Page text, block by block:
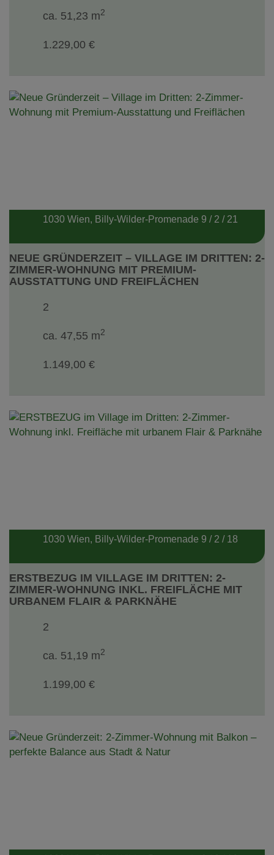
ca. 51,23 m2
1.229,00 €
NEUE GRÜNDERZEIT – VILLAGE IM DRITTEN: 2-
ZIMMER-WOHNUNG MIT PREMIUM-
AUSSTATTUNG UND FREIFLÄCHEN
1030 Wien, Billy-Wilder-Promenade 9 / 2 / 21
2
ca. 47,55 m2
1.149,00 €
ERSTBEZUG IM VILLAGE IM DRITTEN: 2-
ZIMMER-WOHNUNG INKL. FREIFLÄCHE MIT
URBANEM FLAIR & PARKNÄHE
1030 Wien, Billy-Wilder-Promenade 9 / 2 / 18
2
ca. 51,19 m2
1.199,00 €